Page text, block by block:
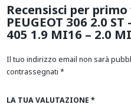
Recensisci per
PEUGEOT 306 2.0 ST
405 1.9 MI16 – 2.0
Il tuo indirizzo email non sarà
contrassegnati *
LA TUA VALUTAZIONE *